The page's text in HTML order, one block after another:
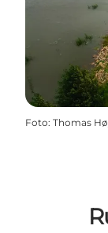
Foto: Thomas